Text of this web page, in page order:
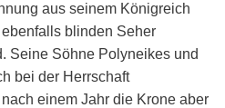
aus seinem Königreich
blinden Seher
Seine Söhne Polyneikes und
bei der Herrschaft
einem Jahr die Krone aber